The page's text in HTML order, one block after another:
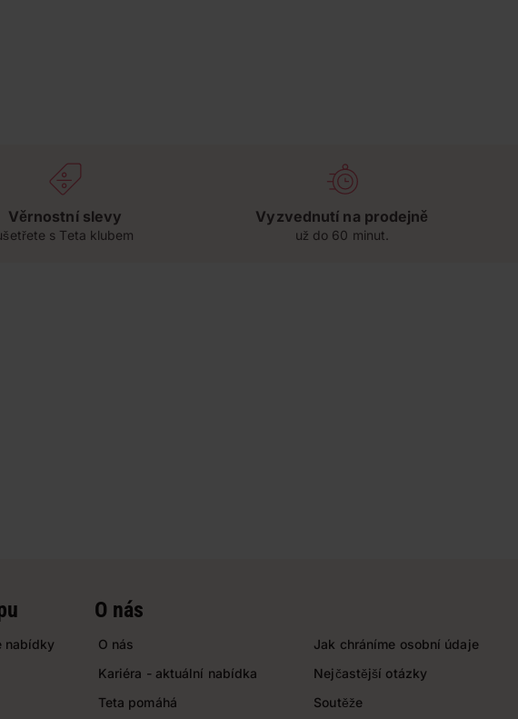
Věrnostní slevy
s Teta klubem
Vyzvednutí na prodejně
už do 60 minut.
nabídky
O nás
O nás
Kariéra - aktuální nabídka
Teta pomáhá
Jak chráníme osobní údaje
Nejčastější otázky
Soutěže